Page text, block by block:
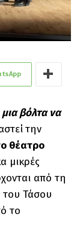
βόλτα να
την
θέατρο
μικρές
από τη
του Τάσου
το